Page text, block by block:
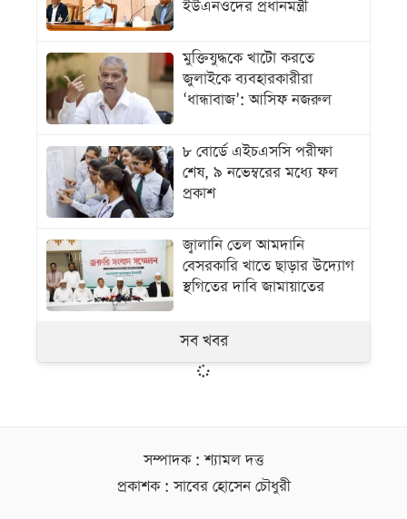
ইউএনওদের প্রধানমন্ত্রী
মুক্তিযুদ্ধকে খাটো করতে
জুলাইকে ব্যবহারকারীরা
‘ধান্ধাবাজ’: আসিফ নজরুল
৮ বোর্ডে এইচএসসি পরীক্ষা
শেষ, ৯ নভেম্বরের মধ্যে ফল
প্রকাশ
জ্বালানি তেল আমদানি
বেসরকারি খাতে ছাড়ার উদ্যোগ
স্থগিতের দাবি জামায়াতের
সব খবর
সম্পাদক : শ্যামল দত্ত
প্রকাশক : সাবের হোসেন চৌধুরী